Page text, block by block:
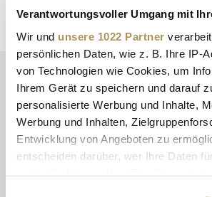
Verantwortungsvoller Umgang mit
Wir und unsere 1022 Partner
persönlichen Daten, wie z. B. Ihre IP-
von Technologien wie Cookies, um
Ihrem Gerät zu speichern und darauf
personalisierte Werbung und Inhalte,
Werbung und Inhalten,
Entwicklung von Angeboten zu
entscheiden darüber, wer Ihre Daten
Stehplatz
Dieses Ticket wird als E-Ticket
Ticketinformationen:
Diese Eintrittskarte ist gültig am:
Sonntag
Stehplatz
Dieses Ticket wird als E-Ticket
PREISINFORMATIONEN
KAUFPREIS
Kaufpreis
(a) dem
Lieferkosten.